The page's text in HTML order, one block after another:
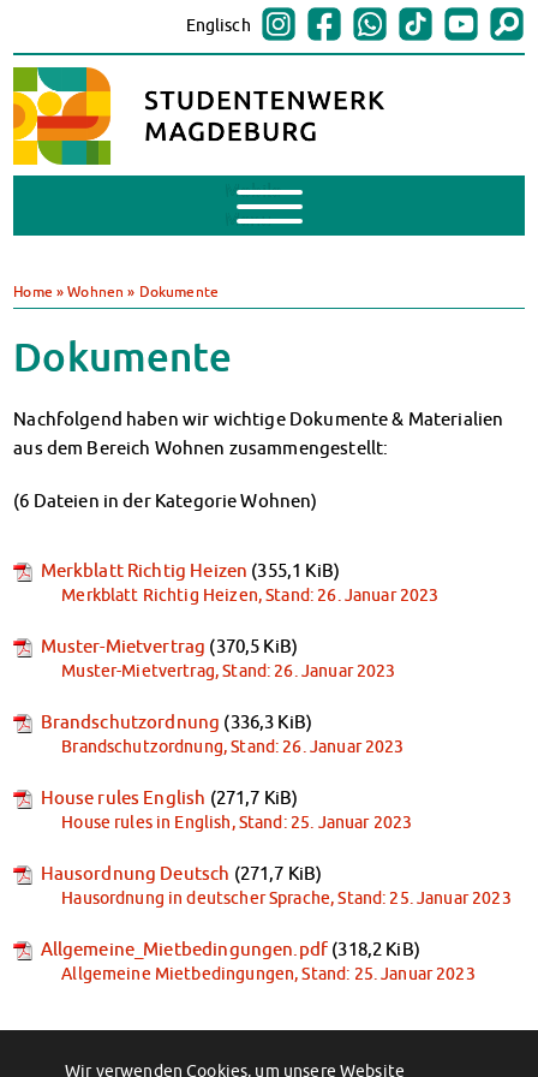
Englisch
Mobile
Menu
BAföG beantragen
BAföG-FAQs
Dokumente
BAföG-Sprechstunden
AnsprechpartnerInnen
Mensen & Cafeterien
Heute in unseren Mensen
Mensa-FAQs
MensaFeedback
AnsprechpartnerInnen
Wohnheime im Überblick
Wohnheime in Magdeburg
Wohnheime in Wernigerode
Wohnheimantrag & -service
Wohnheimtutoren
Schadensmeldung
Wohnen-FAQ
Dokumente
Soziales & Beratung
Sozialberatung
Home »Wohnen » Dokumente
Dokumente
Nachfolgend haben wir wichtige Dokumente & Materialien
aus dem Bereich Wohnen zusammengestellt:
(6 Dateien in der Kategorie Wohnen)
Merkblatt Richtig Heizen (355,1 KiB)
Merkblatt Richtig Heizen, Stand: 26. Januar 2023
Muster-Mietvertrag (370,5 KiB)
Muster-Mietvertrag, Stand: 26. Januar 2023
Brandschutzordnung (336,3 KiB)
Brandschutzordnung, Stand: 26. Januar 2023
House rules English (271,7 KiB)
House rules in English, Stand: 25. Januar 2023
Hausordnung Deutsch (271,7 KiB)
Hausordnung in deutscher Sprache, Stand: 25. Januar 2023
Allgemeine_Mietbedingungen.pdf (318,2 KiB)
Allgemeine Mietbedingungen, Stand: 25. Januar 2023
Wir verwenden Cookies, um unsere Website